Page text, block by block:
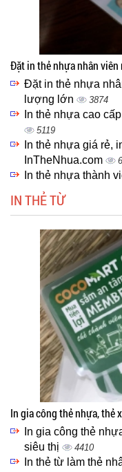
Đặt in thẻ nhựa nhân
Đặt in thẻ nhựa
lượng lớn
3874
In thẻ nhựa cao
5119
In thẻ nhựa giá rẻ,
InTheNhua.com
In thẻ nhựa thành
IN THẺ TỪ
In gia công thẻ nhựa, thẻ
In gia công thẻ
siêu thị
4410
In thẻ từ làm thẻ